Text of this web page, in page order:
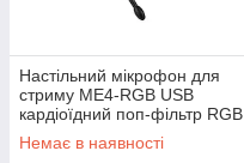
Настільний мікрофон для
стриму ME4-RGB USB
кардіоїдний поп-фільтр RGB
підсвітка чистий голос Plug
and Play
Немає в наявності